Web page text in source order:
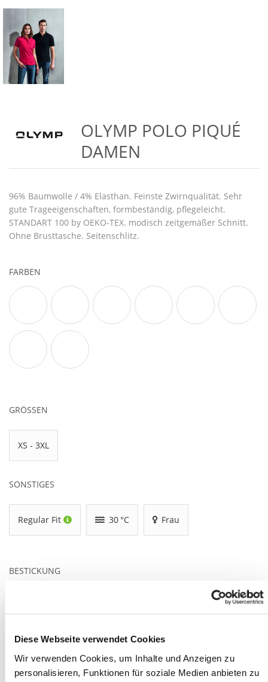
Diese Webseite verwendet Cookies
Wir verwenden Cookies, um Inhalte und Anzeigen zu
personalisieren, Funktionen für soziale Medien anbieten zu
OLYMP POLO PIQUÉ
DAMEN
96% Baumwolle / 4% Elasthan. Feinste Zwirnqualität. Sehr
gute Trageeigenschaften, formbeständig, pflegeleicht.
STANDART 100 by OEKO-TEX. modisch zeitgemäßer Schnitt.
Ohne Brusttasche. Seitenschlitz.
FARBEN
GRÖSSEN
XS - 3XL
SONSTIGES
Regular Fit 30 °C Frau
BESTICKUNG
Ärmel Nacken Rücken